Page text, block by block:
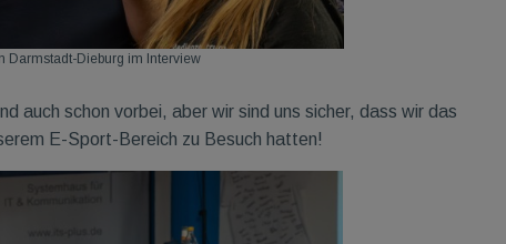
Darmstadt-Dieburg im Interview
auch schon vorbei, aber wir sind uns sicher, dass wir das
E-Sport-Bereich zu Besuch hatten!